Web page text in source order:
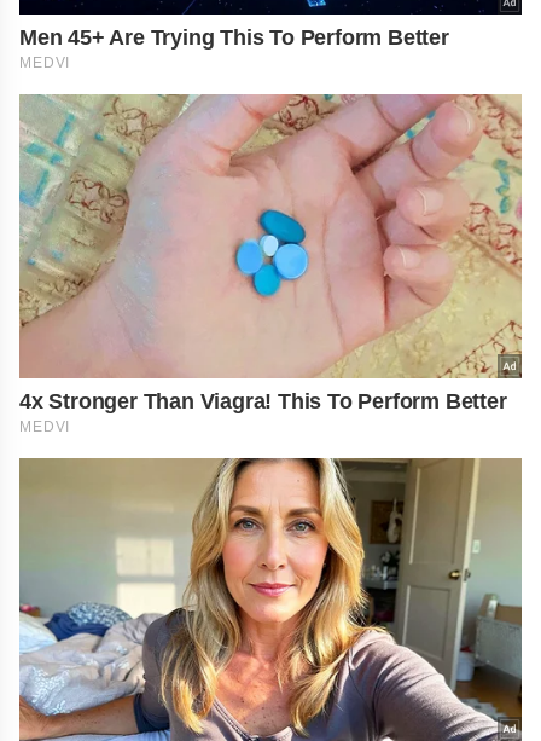
Men 45+ Are Trying This To Perform Better
MEDVI
4x Stronger Than Viagra! This To Perform Better
MEDVI